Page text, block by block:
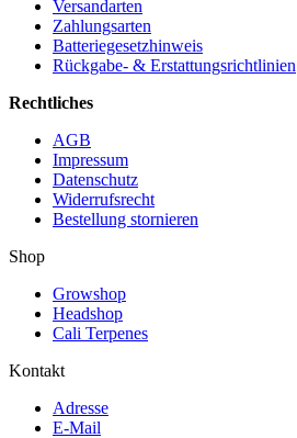
Versandarten
Zahlungsarten
Batteriegesetzhinweis
Rückgabe- & Erstattungsrichtlinien
Rechtliches
AGB
Impressum
Datenschutz
Widerrufsrecht
Bestellung stornieren
Shop
Growshop
Headshop
Cali Terpenes
Kontakt
Adresse
E-Mail